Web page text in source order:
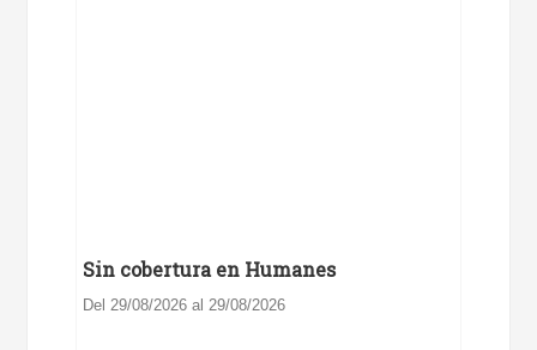
Sin cobertura en Humanes
Del 29/08/2026 al 29/08/2026